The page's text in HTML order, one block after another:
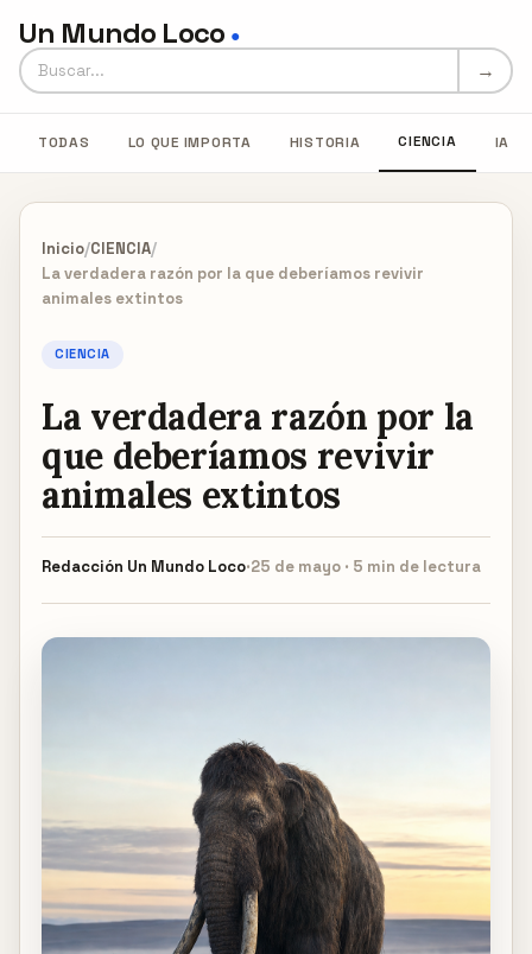
Un Mundo Loco ●
Buscar en Un Mundo Loco →
TODAS LO QUE IMPORTA HISTORIA CIENCIA IA
Inicio/CIENCIA/
La verdadera razón por la que deberíamos revivir
animales extintos
CIENCIA
La verdadera razón por la
que deberíamos revivir
animales extintos
Redacción Un Mundo Loco·25 de mayo · 5 min de lectura